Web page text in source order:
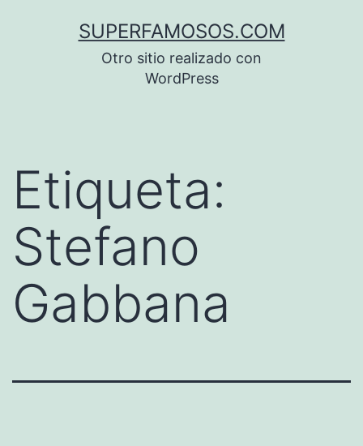
SUPERFAMOSOS.COM
Otro sitio realizado con
WordPress
Etiqueta:
Stefano
Gabbana